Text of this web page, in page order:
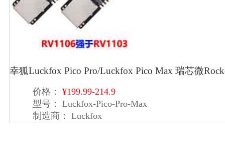
幸狐Luckfox Pico Pro/Luckfox Pico Max 瑞芯微
价格：
¥199.99-214.9
型号：
Luckfox-Pico-Pro-Max
制造商：
Luckfox